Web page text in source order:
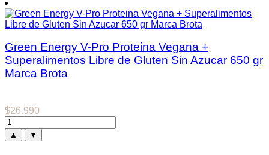
Green Energy V-Pro Proteina Vegana +
Superalimentos Libre de Gluten Sin Azucar 650 gr
Marca Brota
$26.990
▲ ▼